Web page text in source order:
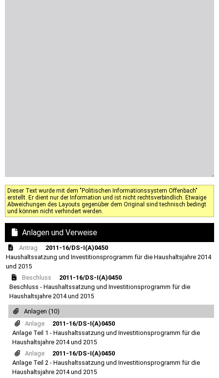
Dieser Text wurde mit dem "Politischen Informationssystem Offenbach"
erstellt. Er dient nur der Information und ist nicht rechtsverbindlich. Etwaige
Abweichungen des Layouts gegenüber dem Original sind technisch bedingt
und können nicht verhindert werden.
Anlagen und Verweise
Antrag
2011-16/DS-I(A)0450
Haushaltssatzung und Investitionsprogramm für die Haushaltsjahre 2014
und 2015
Beschluss
2011-16/DS-I(A)0450
Beschluss - Haushaltssatzung und Investitionsprogramm für die
Haushaltsjahre 2014 und 2015
Anlagen (10)
Anlage
2011-16/DS-I(A)0450
Anlage Teil 1 - Haushaltssatzung und Investitionsprogramm für die
Haushaltsjahre 2014 und 2015
Anlage
2011-16/DS-I(A)0450
Anlage Teil 2 - Haushaltssatzung und Investitionsprogramm für die
Haushaltsjahre 2014 und 2015